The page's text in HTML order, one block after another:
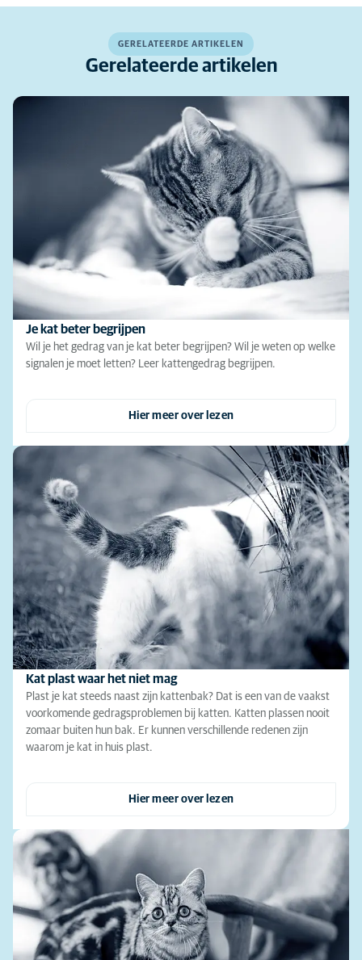
GERELATEERDE ARTIKELEN
Gerelateerde artikelen
Je kat beter begrijpen
Wil je het gedrag van je kat beter begrijpen? Wil je weten op welke
signalen je moet letten? Leer kattengedrag begrijpen.
Hier meer over lezen
Kat plast waar het niet mag
Plast je kat steeds naast zijn kattenbak? Dat is een van de vaakst
voorkomende gedragsproblemen bij katten. Katten plassen nooit
zomaar buiten hun bak. Er kunnen verschillende redenen zijn
waarom je kat in huis plast.
Hier meer over lezen